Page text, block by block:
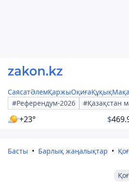
СаясатӘлемҚаржыОқиғаҚұқық
#Референдум-2026
#Қазақстан
+23° $
Басты Барлық жаңалықтар